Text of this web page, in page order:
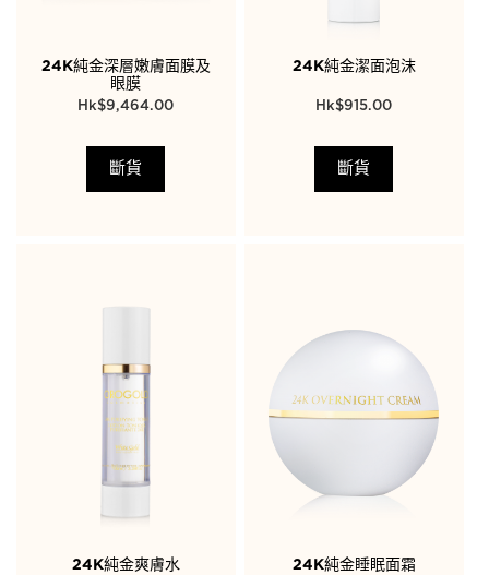
24K純金深層嫩膚面膜及
眼膜
$9,464.00
斷貨
24K純金潔面泡沫
$915.00
斷貨
24K純金爽膚水 24K純金睡眠面霜